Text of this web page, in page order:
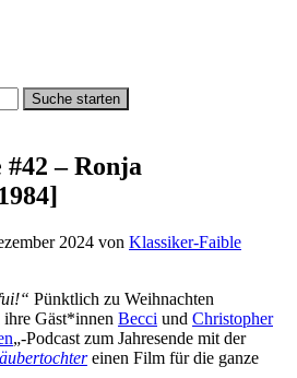
Suche starten
– Ronja
2024 von Klassiker-Faible
Pünktlich zu Weihnachten
ihre Gäst*innen Becci und Christopher
„-Podcast zum Jahresende mit der
einen Film für die ganze